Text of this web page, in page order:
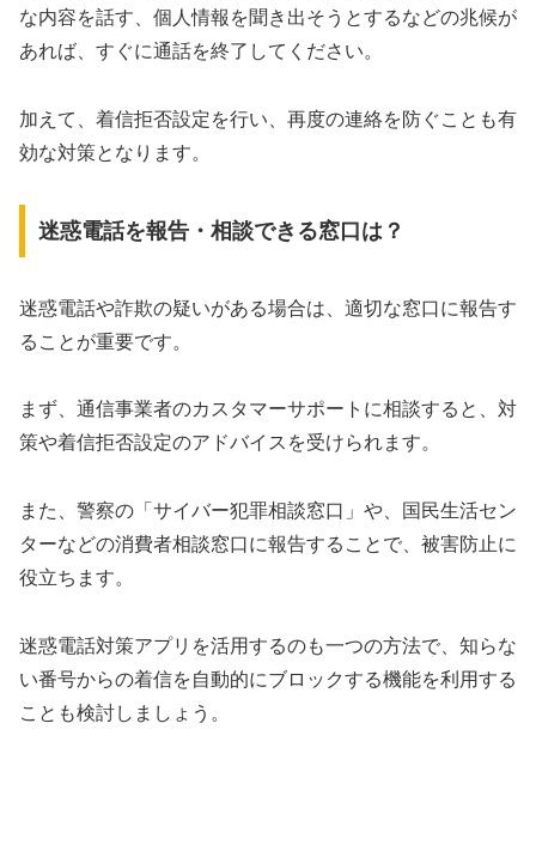
な内容を話す、個人情報を聞き出そうとするなどの兆候が
あれば、すぐに通話を終了してください。
加えて、着信拒否設定を行い、再度の連絡を防ぐことも有
効な対策となります。
迷惑電話を報告・相談できる窓口は？
迷惑電話や詐欺の疑いがある場合は、適切な窓口に報告す
ることが重要です。
まず、通信事業者のカスタマーサポートに相談すると、対
策や着信拒否設定のアドバイスを受けられます。
また、警察の「サイバー犯罪相談窓口」や、国民生活セン
ターなどの消費者相談窓口に報告することで、被害防止に
役立ちます。
迷惑電話対策アプリを活用するのも一つの方法で、知らな
い番号からの着信を自動的にブロックする機能を利用する
ことも検討しましょう。